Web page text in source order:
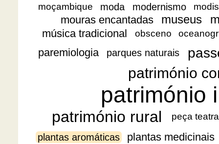
moçambique moda modernismo
mouras encantadas museus
música tradicional obsceno
paremiologia parques naturais
património
património
património rural peça
plantas aromáticas plantas medicinais